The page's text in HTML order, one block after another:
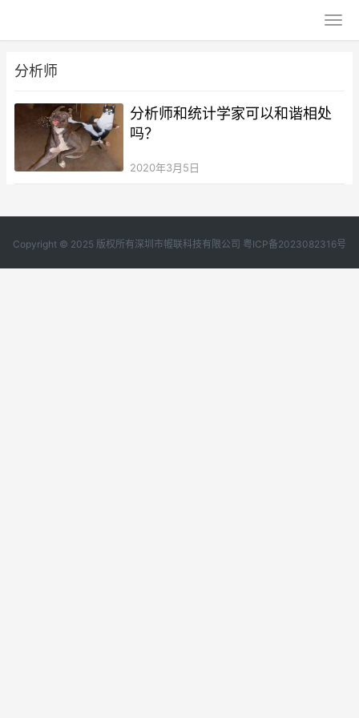
分析师
分析师和统计学家可以和谐相处
吗？
2020年3月5日
Copyright © 2025 版权所有深圳市幄联科技有限公司 粤ICP备2023082316号